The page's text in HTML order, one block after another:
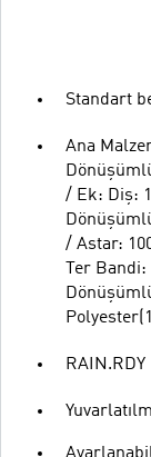
Standart
Ana
/ Ek: Diş:
/ Astar:
Ter
RAIN.RDY